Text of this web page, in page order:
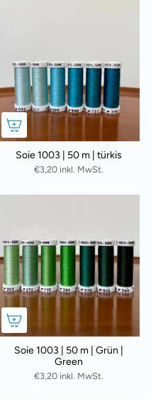
Soie 1003 | 50 m | türkis
€3,20 inkl. MwSt.
Soie 1003 | 50 m | Grün |
Green
€3,20 inkl. MwSt.